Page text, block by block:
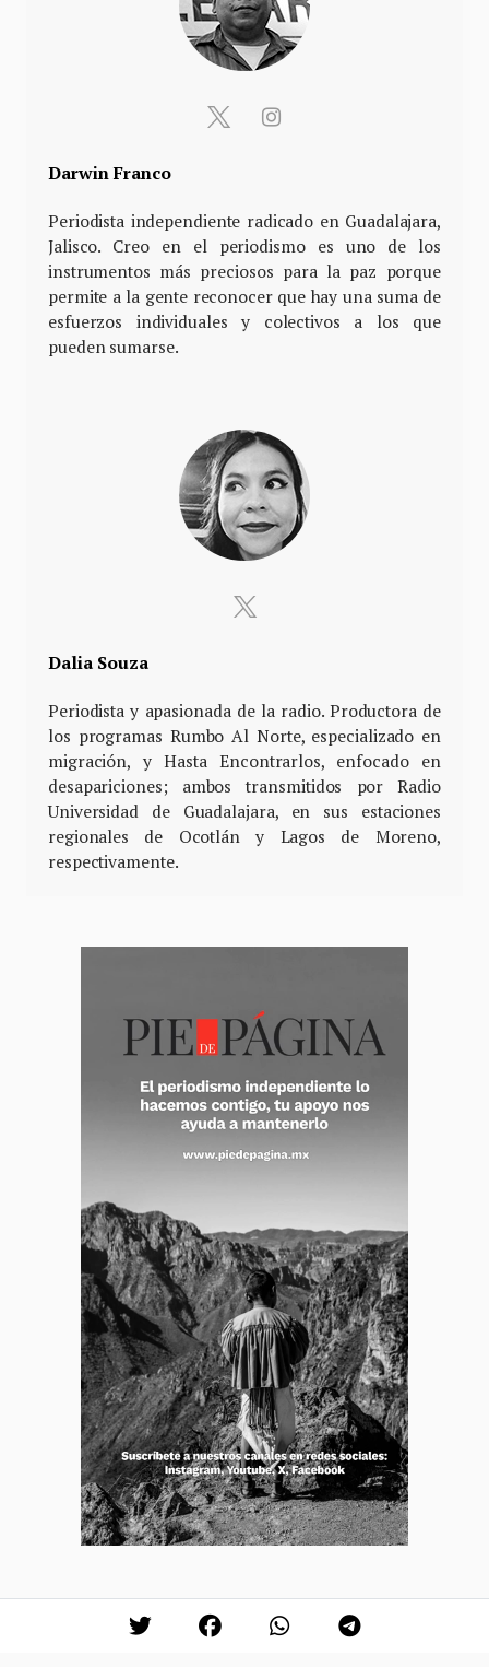
Darwin Franco
Periodista independiente radicado en Guadalajara,
Jalisco. Creo en el periodismo es uno de los
instrumentos más preciosos para la paz porque
permite a la gente reconocer que hay una suma de
esfuerzos individuales y colectivos a los que
pueden sumarse.
Dalia Souza
Periodista y apasionada de la radio. Productora de
los programas Rumbo Al Norte, especializado en
migración, y Hasta Encontrarlos, enfocado en
desapariciones; ambos transmitidos por Radio
Universidad de Guadalajara, en sus estaciones
regionales de Ocotlán y Lagos de Moreno,
respectivamente.